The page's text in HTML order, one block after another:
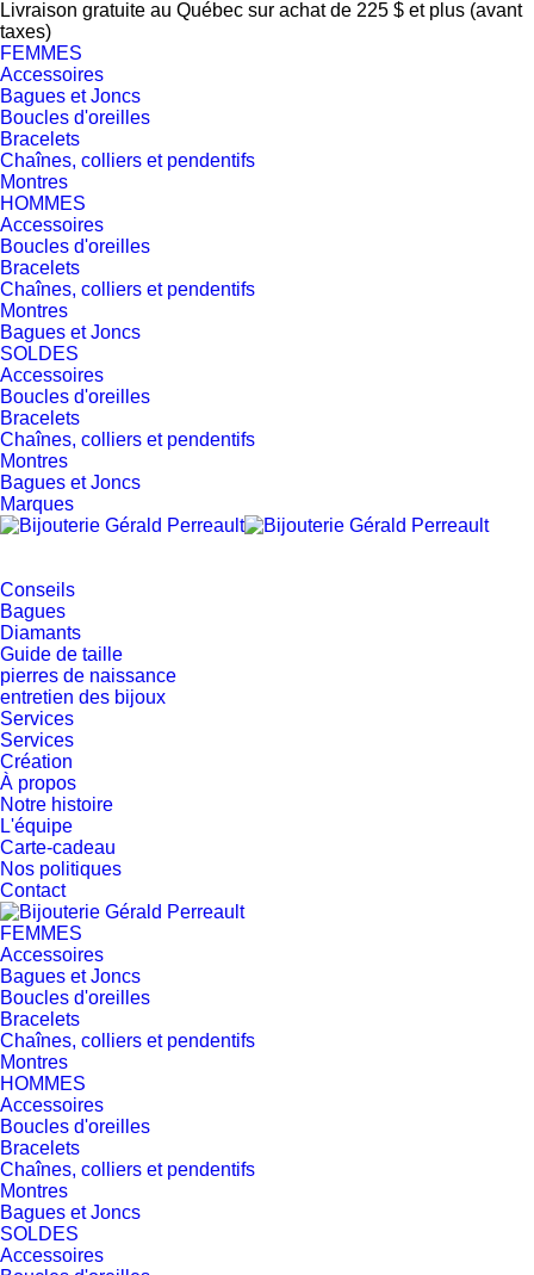
Livraison gratuite au Québec sur achat de 225 $ et plus (avant
taxes)
FEMMES
Accessoires
Bagues et Joncs
Boucles d'oreilles
Bracelets
Chaînes, colliers et pendentifs
Montres
HOMMES
Accessoires
Boucles d'oreilles
Bracelets
Chaînes, colliers et pendentifs
Montres
Bagues et Joncs
SOLDES
Accessoires
Boucles d'oreilles
Bracelets
Chaînes, colliers et pendentifs
Montres
Bagues et Joncs
Marques
Conseils
Bagues
Diamants
Guide de taille
pierres de naissance
entretien des bijoux
Services
Services
Création
À propos
Notre histoire
L'équipe
Carte-cadeau
Nos politiques
Contact
FEMMES
Accessoires
Bagues et Joncs
Boucles d'oreilles
Bracelets
Chaînes, colliers et pendentifs
Montres
HOMMES
Accessoires
Boucles d'oreilles
Bracelets
Chaînes, colliers et pendentifs
Montres
Bagues et Joncs
SOLDES
Accessoires